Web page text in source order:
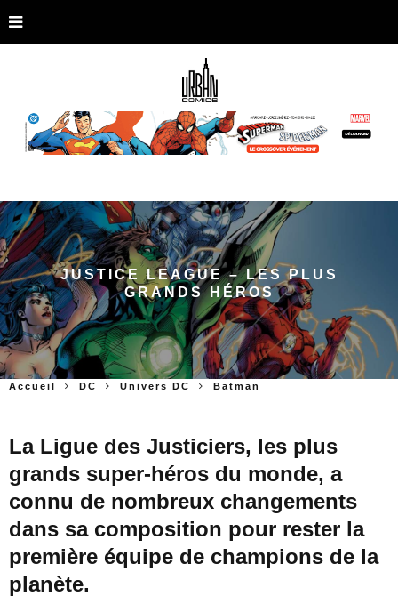
JUSTICE LEAGUE – LES PLUS
GRANDS HÉROS
Accueil DC Univers DC Batman
La Ligue des Justiciers, les plus
grands super-héros du monde, a
connu de nombreux changements
dans sa composition pour rester la
première équipe de champions de la
planète.